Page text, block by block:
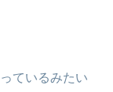
ているみたい